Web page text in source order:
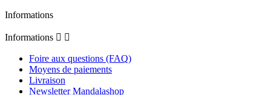
Informations
Informations  
Foire aux questions (FAQ)
Moyens de paiements
Livraison
Newsletter Mandalashop